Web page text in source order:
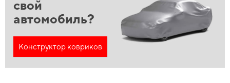
свой
автомобиль?
Конструктор ковриков